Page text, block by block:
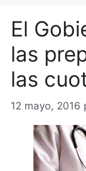
El
las
las
12 mayo, 2016